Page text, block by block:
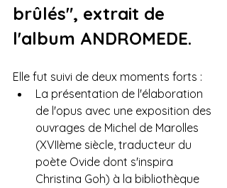
brûlés", extrait de
l'album ANDROMEDE.
Elle fut suivi de deux moments forts :
La présentation de l'élaboration
de l'opus avec une exposition des
ouvrages de Michel de Marolles
(XVIIème siècle, traducteur du
poète Ovide dont s'inspira
Christina Goh) à la bibliothèque